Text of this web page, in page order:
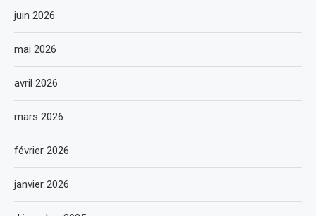
juin 2026
mai 2026
avril 2026
mars 2026
février 2026
janvier 2026